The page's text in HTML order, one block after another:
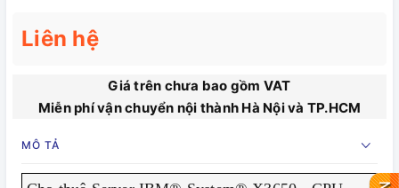
Liên hệ
Giá trên chưa bao gồm VAT
Miễn phí vận chuyển nội thành Hà Nội và TP.HCM
MÔ TẢ